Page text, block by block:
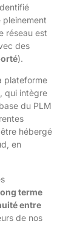
pleinement
réseau est
des
).
plateforme
, qui intègre
du PLM
hébergé
en
terme
entre
de nos